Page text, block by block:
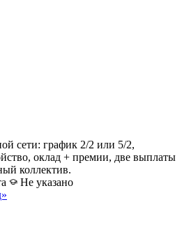
сети: график 2/2 или 5/2,
оклад + премии, две выплаты
коллектив.
Не указано